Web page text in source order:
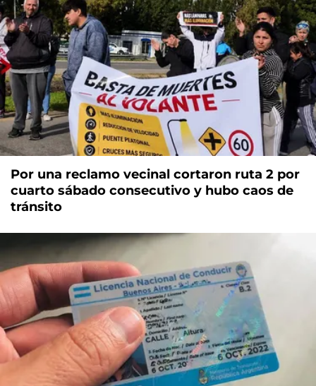
Por una reclamo vecinal cortaron ruta 2 por
cuarto sábado consecutivo y hubo caos de
tránsito